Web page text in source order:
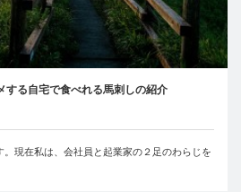
する自宅で食べれる馬刺しの紹介
。現在私は、会社員と起業家の２足のわらじを